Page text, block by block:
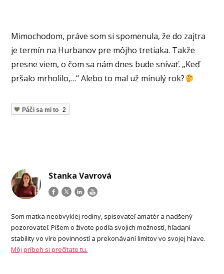
Mimochodom, práve som si spomenula, že do zajtra
je termín na Hurbanov pre môjho tretiaka. Takže
presne viem, o čom sa nám dnes bude snívať. „Keď
pršalo mrholilo,…“ Alebo to mal už minulý rok?
Páči sa mi to 2
Stanka Vavrová
Som matka neobvyklej rodiny, spisovateľ amatér a nadšený
pozorovateľ. Píšem o živote podľa svojich možností, hľadaní
stability vo víre povinností a prekonávaní limitov vo svojej hlave.
Môj príbeh si prečítate tu.